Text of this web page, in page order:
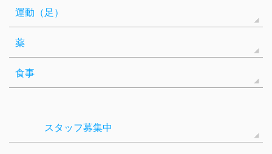
運動（足）
薬
食事
スタッフ募集中